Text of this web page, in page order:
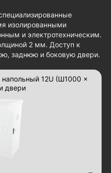
изолированными
и электротехническим.
2 мм. Доступ к
заднюю и боковую двери.
12U (Ш1000 ×
двери